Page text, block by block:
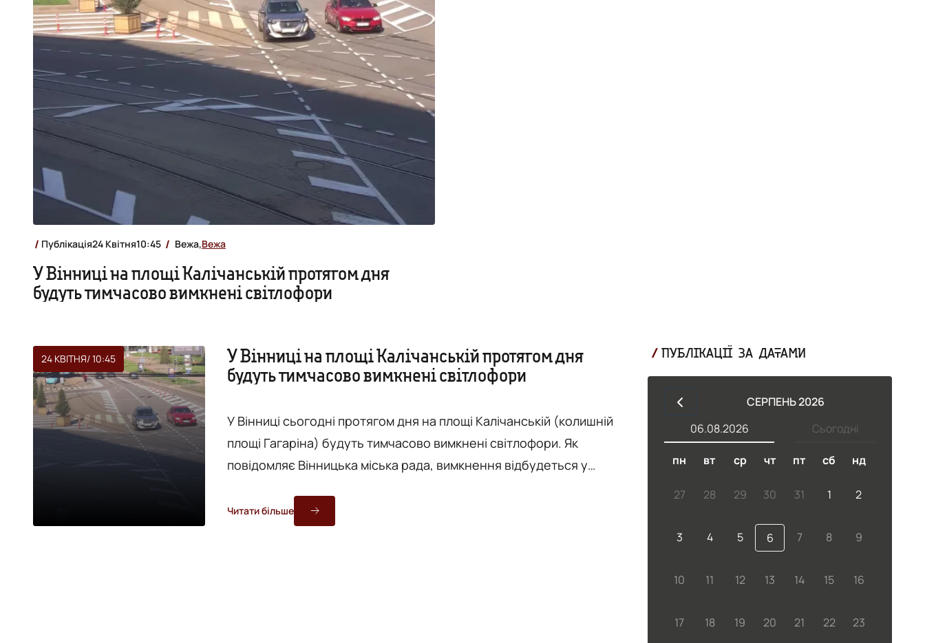
Публікація24 Квітня10:45 Вежа,Вежа
У Вінниці на площі Калічанській протягом дня
будуть тимчасово вимкнені світлофори
24 КВІТНЯ/ 10:45
У Вінниці на площі Калічанській протягом дня
будуть тимчасово вимкнені світлофори
У Вінниці сьогодні протягом дня на площі Калічанській (колишній
площі Гагаріна) будуть тимчасово вимкнені світлофори. Як
повідомляє Вінницька міська рада, вимкнення відбудеться у
закликають бути максимально уважними та обережними. Фото -
телеграм-канал Ситуаційного центру м.Вінниця
Читати більше
ПУБЛІКАЦІЇ ЗА ДАТАМИ
СЕРПЕНЬ 2026
Сьогодні
06.08.2026
пн вт ср чт пт сб нд
27 28 29 30 31 1 2
3 4 5 6 7 8 9
10 11 12 13 14 15 16
17 18 19 20 21 22 23